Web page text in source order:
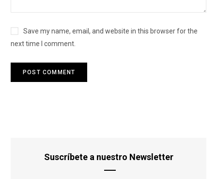
Save my name, email, and website in this browser for the
next time I comment.
Suscríbete a nuestro Newsletter